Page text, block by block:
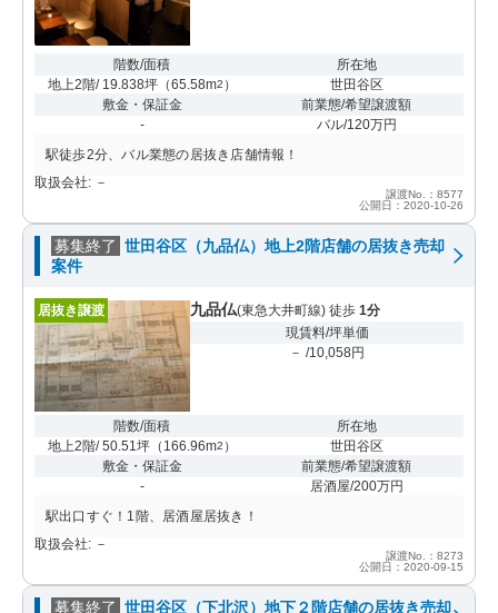
階数/面積
地上2階/ 19.838坪（65.58m2 ）
所在地
世田谷区
敷金・保証金
-
前業態/希望譲渡額
バル/120万円
駅徒歩2分、バル業態の居抜き店舗情報！
取扱会社: －
譲渡No.：8577
公開日：2020-10-26
募集終了 世田谷区（九品仏）地上2階店舗の居抜き売却
案件
居抜き譲渡 九品仏(東急大井町線) 徒歩 1分
現賃料/坪単価
－ /10,058円
階数/面積
地上2階/ 50.51坪（ 166.96m2 ）
所在地
世田谷区
敷金・保証金
-
前業態/希望譲渡額
居酒屋/200万円
駅出口すぐ！1階、居酒屋居抜き！
取扱会社: －
譲渡No.：8273
公開日：2020-09-15
募集終了 世田谷区（下北沢）地下２階店舗の居抜き売却